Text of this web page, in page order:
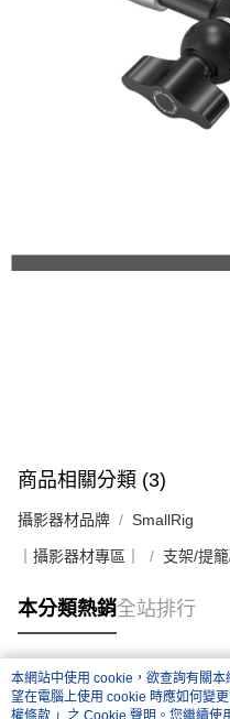
商品相關分類 (3)
攝影器材品牌 SmallRig
｜攝影器材專區｜ 支架/提
本分類熱銷全站排行
熱門標籤
本網站中使用 cookie，欲查詢有關
望在電腦上使用 cookie 時應如何變
權條款 」之 Cookie 聲明。您繼續使